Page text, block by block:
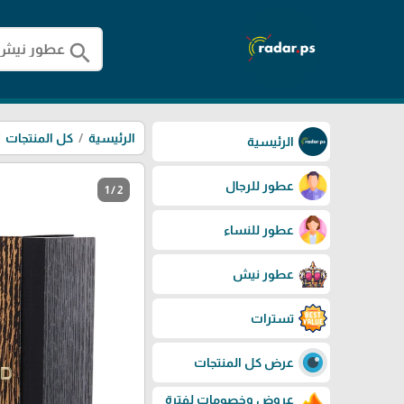
search
الرئيسية
عطور للرجال
عطور للنساء
عطور نيش
تسترات
عرض كل المنتجات
عروض وخصومات لفترة
الرئيسية كل المنتجات
1 / 2